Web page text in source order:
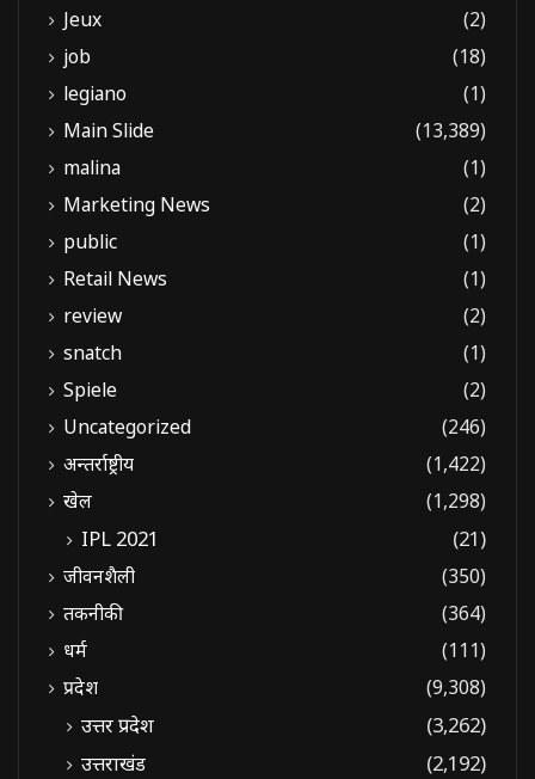
Jeux
(2)
job
(18)
legiano
(1)
Main Slide
(13,389)
malina
(1)
Marketing News
(2)
public
(1)
Retail News
(1)
review
(2)
snatch
(1)
Spiele
(2)
Uncategorized
(246)
अन्तर्राष्ट्रीय
(1,422)
खेल
(1,298)
IPL 2021 (21)
जीवनशैली
(350)
तकनीकी
(364)
धर्म
(111)
प्रदेश
(9,308)
उत्तर प्रदेश
(3,262)
उत्तराखंड
(2,192)